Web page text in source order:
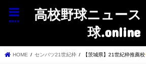
高校野球ニュース
球.online
menu
HOME センバツ21世紀枠 【茨城県】21世紀枠推薦校